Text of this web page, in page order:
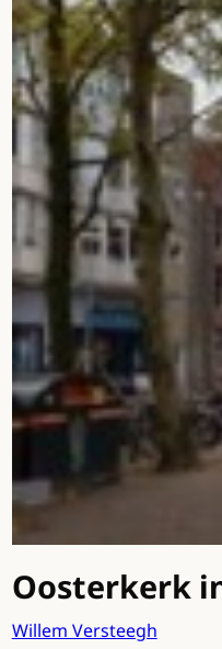
Oosterkerk
Willem Versteegh